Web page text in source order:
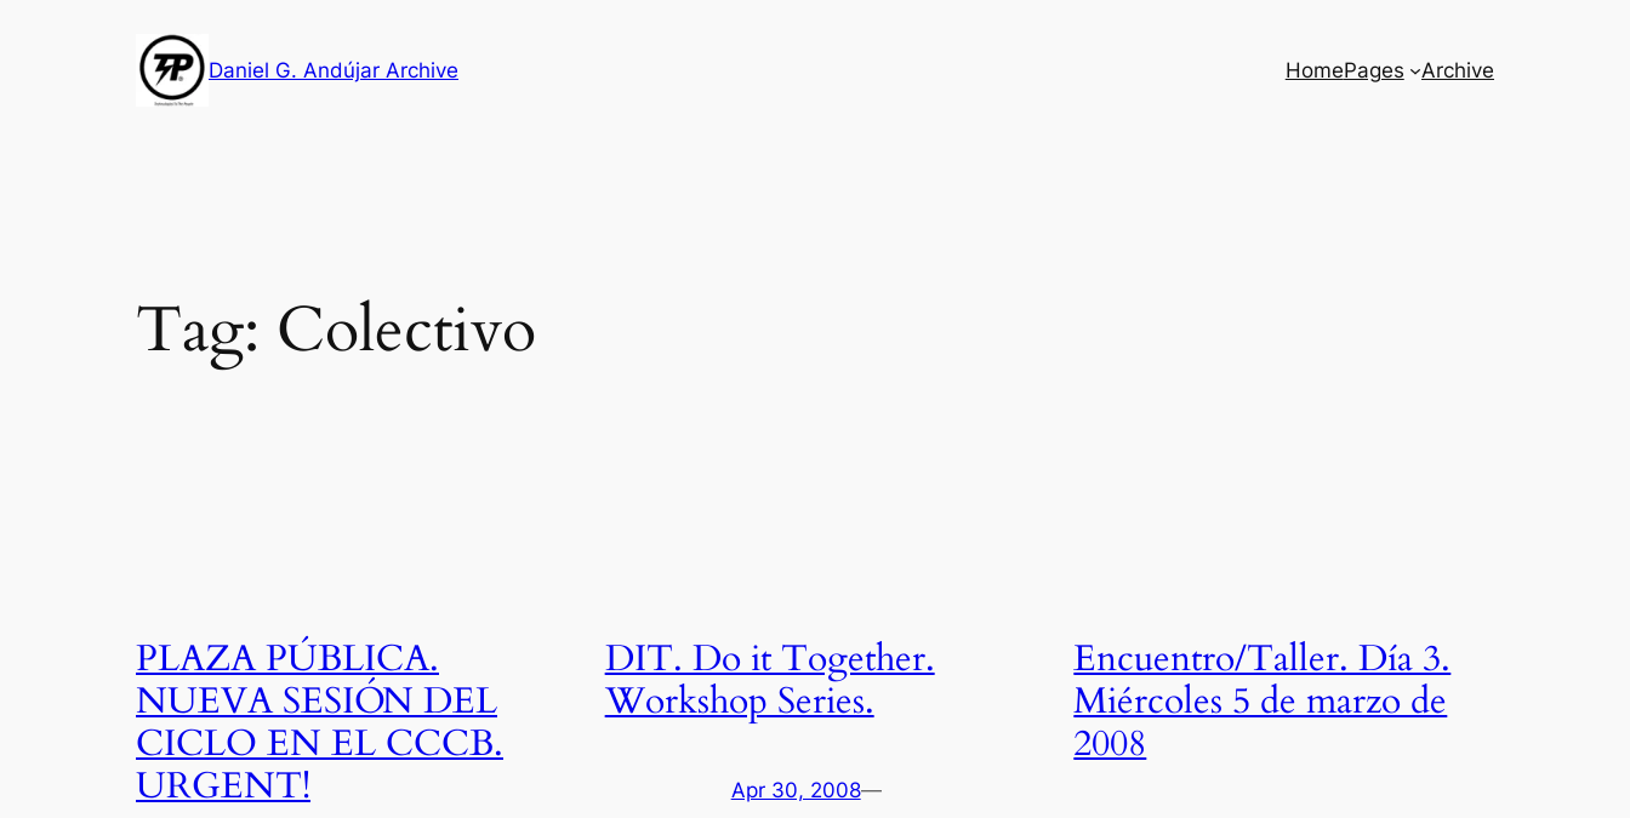
Daniel G. Andújar Archive HomePages Archive
Tag: Colectivo
PLAZA PÚBLICA.
NUEVA SESIÓN DEL
CICLO EN EL CCCB.
URGENT!
DIT. Do it Together.
Workshop Series.
Apr 30, 2008—
Encuentro/Taller. Día 3.
Miércoles 5 de marzo de
2008